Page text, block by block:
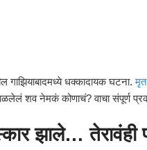
गाझियाबादमध्ये धक्कादायक घटना. मृत
शव नेमकं कोणाचं? वाचा संपूर्ण
झाले… तेरावंही